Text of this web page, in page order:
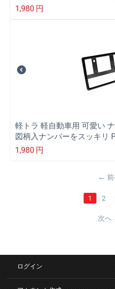
1,980 円
軽トラ 軽自動車用 可愛い
図柄入ナンバーをスッキリ
1,980 円
1 2
次へ
ログイン